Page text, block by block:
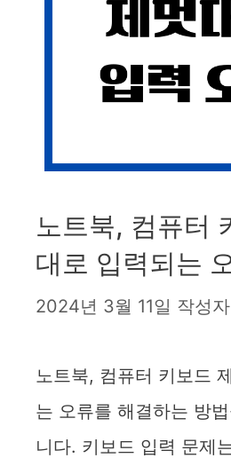
노트북, 컴퓨터
대로 입력되는
2024년 3월 11일 작성
노트북, 컴퓨터 키보드
는 오류를 해결하는 방
니다. 키보드 입력 문제